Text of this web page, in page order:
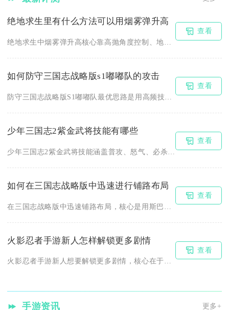
绝地求生里有什么方法可以用烟雾弹升高
查看
如何防守三国志战略版s1嘟嘟队的攻击
查看
少年三国志2紫金武将技能有哪些
查看
如何在三国志战略版中迅速进行铺路布局
查看
火影忍者手游新人怎样解锁更多剧情
火影忍者手游新人想要解锁更多剧情，核心在于稳步推进主线任务、...
查看
手游资讯 更多+